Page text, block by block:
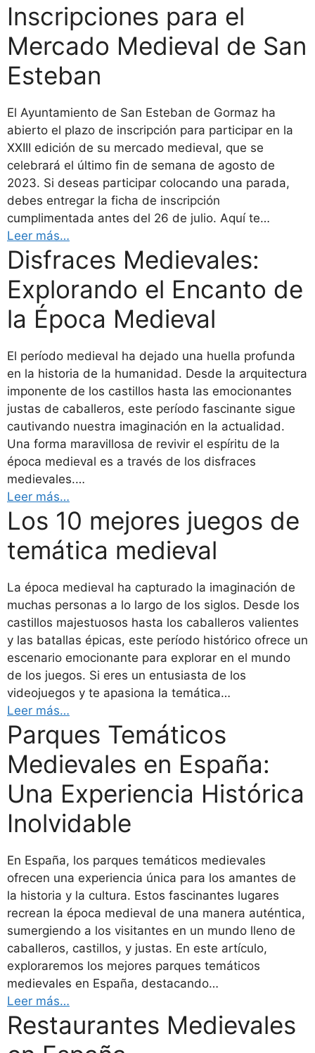
Inscripciones para el
Mercado Medieval de San
Esteban
El Ayuntamiento de San Esteban de Gormaz ha
abierto el plazo de inscripción para participar en la
XXIII edición de su mercado medieval, que se
celebrará el último fin de semana de agosto de
2023. Si deseas participar colocando una parada,
debes entregar la ficha de inscripción
cumplimentada antes del 26 de julio. Aquí te…
Leer más…
Disfraces Medievales:
Explorando el Encanto de
la Época Medieval
El período medieval ha dejado una huella profunda
en la historia de la humanidad. Desde la arquitectura
imponente de los castillos hasta las emocionantes
justas de caballeros, este período fascinante sigue
cautivando nuestra imaginación en la actualidad.
Una forma maravillosa de revivir el espíritu de la
época medieval es a través de los disfraces
medievales.…
Leer más…
Los 10 mejores juegos de
temática medieval
La época medieval ha capturado la imaginación de
muchas personas a lo largo de los siglos. Desde los
castillos majestuosos hasta los caballeros valientes
y las batallas épicas, este período histórico ofrece un
escenario emocionante para explorar en el mundo
de los juegos. Si eres un entusiasta de los
videojuegos y te apasiona la temática…
Leer más…
Parques Temáticos
Medievales en España:
Una Experiencia Histórica
Inolvidable
En España, los parques temáticos medievales
ofrecen una experiencia única para los amantes de
la historia y la cultura. Estos fascinantes lugares
recrean la época medieval de una manera auténtica,
sumergiendo a los visitantes en un mundo lleno de
caballeros, castillos, y justas. En este artículo,
exploraremos los mejores parques temáticos
medievales en España, destacando…
Leer más…
Restaurantes Medievales